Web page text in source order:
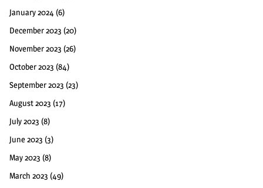
January 2024 (6)
December 2023 (20)
November 2023 (26)
October 2023 (84)
September 2023 (23)
August 2023 (17)
July 2023 (8)
June 2023 (3)
May 2023 (8)
March 2023 (49)